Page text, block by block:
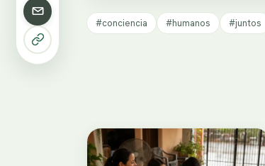
#conciencia #humanos #juntos